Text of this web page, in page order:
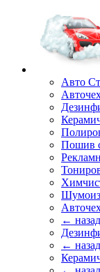
Авто
Пошив
← назад
← назад